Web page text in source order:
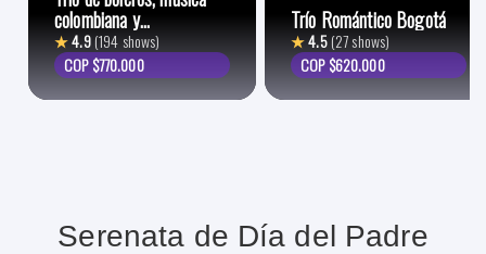
colombiana y
lationamericana
★4.9(194 shows)
COP $770.000
Trío Romántico Bogotá
★4.5(27 shows)
COP $620.000
Serenata de Día del Padre